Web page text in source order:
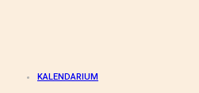
KALENDARIUM